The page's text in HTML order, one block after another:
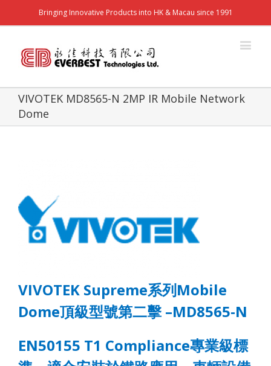
Bringing Innovative Products into HK & Macau since 1991
VIVOTEK MD8565-N 2MP IR Mobile Network
Dome
VIVOTEK Supreme系列Mobile
Dome頂級型號第二擊 –MD8565-N
EN50155 T1 Compliance專業級標